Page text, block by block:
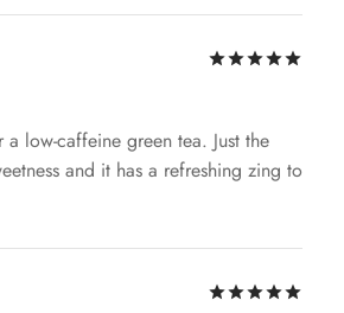
low-caffeine green tea. Just the
and it has a refreshing zing to